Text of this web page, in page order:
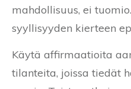
mahdollisuus, ei
syyllisyyden kierteen
Käytä affirmaatioita
tilanteita, joissa tiedät